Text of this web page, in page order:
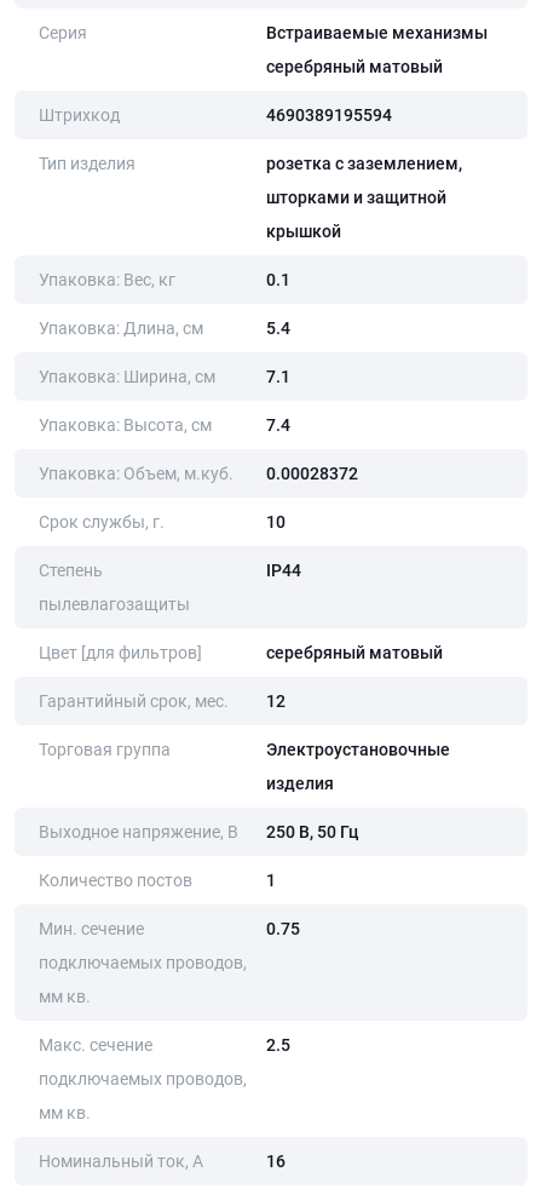
Серия
Встраиваемые механизмы
серебряный матовый
Штрихкод 4690389195594
Тип изделия
розетка с заземлением,
шторками и защитной
крышкой
Упаковка: Вес, кг 0.1
Упаковка: Длина, cм 5.4
Упаковка: Ширина, cм 7.1
Упаковка: Высота, cм 7.4
Упаковка: Объем, м.куб. 0.00028372
Срок службы, г. 10
Степень
пылевлагозащиты
IP44
Цвет [для фильтров] серебряный матовый
Гарантийный срок, мес. 12
Торговая группа
Электроустановочные
изделия
Выходное напряжение, В 250 В, 50 Гц
Количество постов 1
Мин. сечение
подключаемых проводов,
мм кв.
0.75
Макс. сечение
подключаемых проводов,
мм кв.
2.5
Номинальный ток, А 16